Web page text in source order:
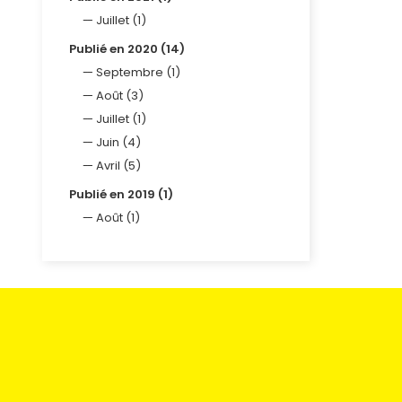
Juillet (1)
Publié en 2020 (14)
Septembre (1)
Août (3)
Juillet (1)
Juin (4)
Avril (5)
Publié en 2019 (1)
Août (1)